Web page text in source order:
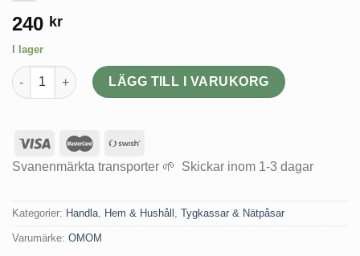
240 kr
I lager
Ekologisk Tygkasse - Låg med fickor, Grön mängd
LÄGG TILL I VARUKORG
Svanenmärkta transporter 🌱 Skickar inom 1-3 dagar
Kategorier: Handla, Hem & Hushåll , Tygkassar & Nätpåsar
Varumärke: OMOM